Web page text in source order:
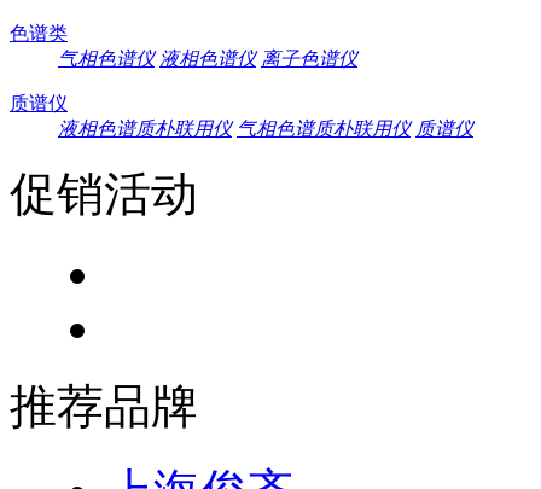
色谱类
气相色谱仪 液相色谱仪 离子色谱仪
质谱仪
液相色谱质朴联用仪 气相色谱质朴联用仪 质谱仪
促销活动
推荐品牌